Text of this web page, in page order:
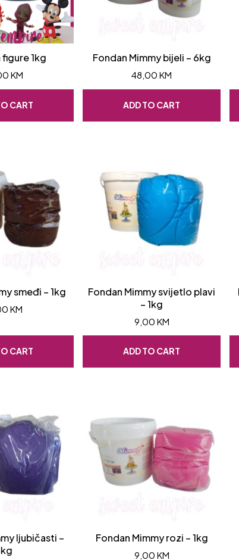
figure 1kg
KM
CART
Fondan Mimmy bijeli – 6kg
48,00 KM
ADD TO CART
smeđi – 1kg
KM
CART
Fondan Mimmy svijetlo plavi
– 1kg
9,00 KM
ADD TO CART
ljubičasti –
Fondan Mimmy rozi – 1kg
9,00 KM